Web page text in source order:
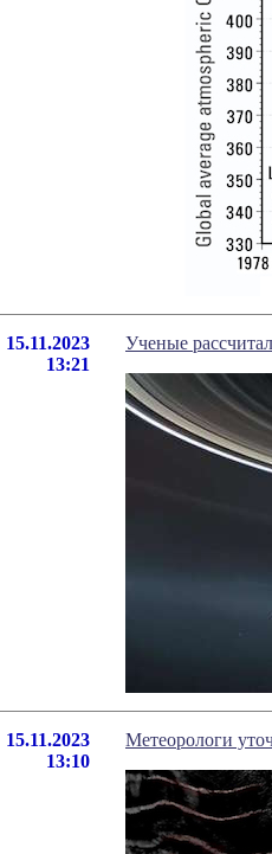
15.11.2023
13:21
Ученые
15.11.2023
13:10
Метеорологи